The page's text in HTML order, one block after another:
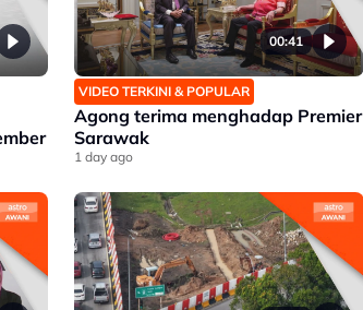
00:41
VIDEO TERKINI & POPULAR
Agong terima menghadap Premier
Sarawak
1 day ago